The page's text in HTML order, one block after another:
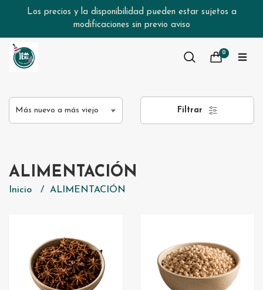
Los precios y la disponibilidad pueden estar sujetos a
modificaciones sin previo aviso
0
Filtrar
ALIMENTACIÓN
Inicio ALIMENTACIÓN